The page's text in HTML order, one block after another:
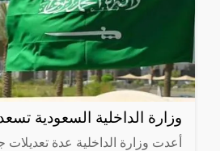
وزارة الداخلية السعودية
أعدت وزارة الداخلية عدة تعديلات